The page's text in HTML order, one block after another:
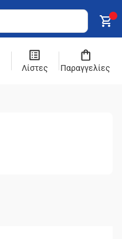
Λίστες Παραγγελίες